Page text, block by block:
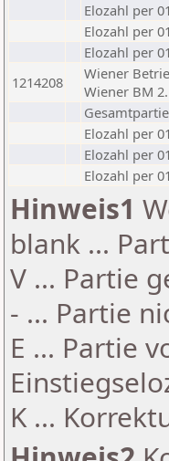
Elozahl per
Elozahl per
Elozahl per
1214208
Wiener
Wiener BM
Elozahl per
Elozahl per
Elozahl per
Hinweis1
blank ...
V ... Partie
- ... Partie
E ... Partie
K ...